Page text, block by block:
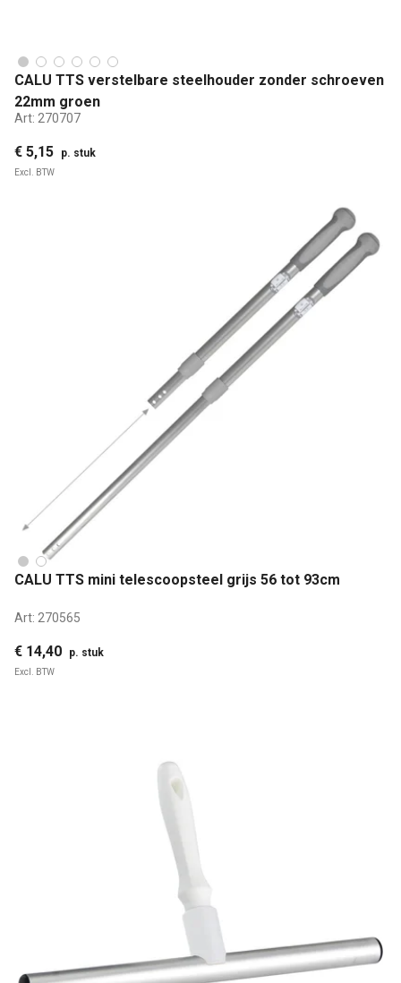
CALU TTS verstelbare steelhouder zonder schroeven
22mm groen
Art: 270707
€ 5,15 p. stuk
Excl. BTW
CALU TTS mini telescoopsteel grijs 56 tot 93cm
Art: 270565
€ 14,40 p. stuk
Excl. BTW